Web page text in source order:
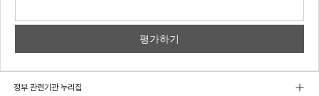
정부 관련기관 누리집